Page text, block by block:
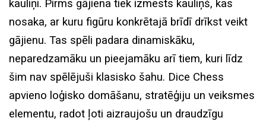
kauliņi. Pirms gājiena tiek izmests kauliņš, kas
nosaka, ar kuru figūru konkrētajā brīdī drīkst veikt
gājienu. Tas spēli padara dinamiskāku,
neparedzamāku un pieejamāku arī tiem, kuri līdz
šim nav spēlējuši klasisko šahu. Dice Chess
apvieno loģisko domāšanu, stratēģiju un veiksmes
elementu, radot ļoti aizraujošu un draudzīgu